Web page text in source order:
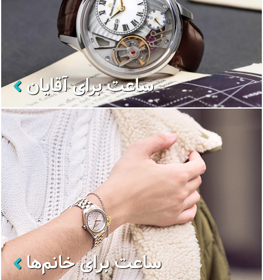
ساعت برای آقایان
ساعت برای خانم‌ها